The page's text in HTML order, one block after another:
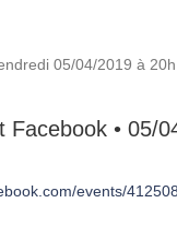
05/04/2019 à
Facebook • 05/
events/